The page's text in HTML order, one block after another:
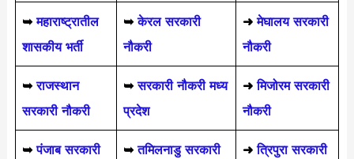
➥ महाराष्ट्रातील
शासकीय भर्ती
➥ केरल सरकारी
नौकरी
➜ मेघालय सरकारी
नौकरी
➥ राजस्थान
सरकारी नौकरी
➥सरकारी नौकरी मध्य
प्रदेश
➜मिजोरम सरकारी
नौकरी
➥ पंजाब सरकारी
➥ तमिलनाडु सरकारी
➜ त्रिपुरा सरकारी